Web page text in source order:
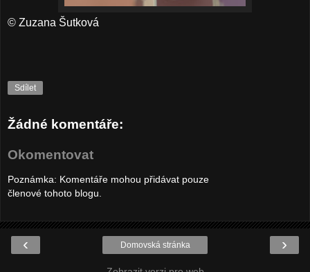
© Zuzana Šutková
Sdílet
Žádné komentáře:
Okomentovat
Poznámka: Komentáře mohou přidávat pouze
členové tohoto blogu.
‹ ›
Domovská stránka